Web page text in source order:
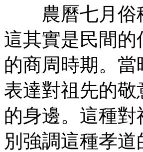
農曆七月俗稱
這其實是民間
的商周時期。
表達對祖先的
的身邊。這種
別強調這種孝